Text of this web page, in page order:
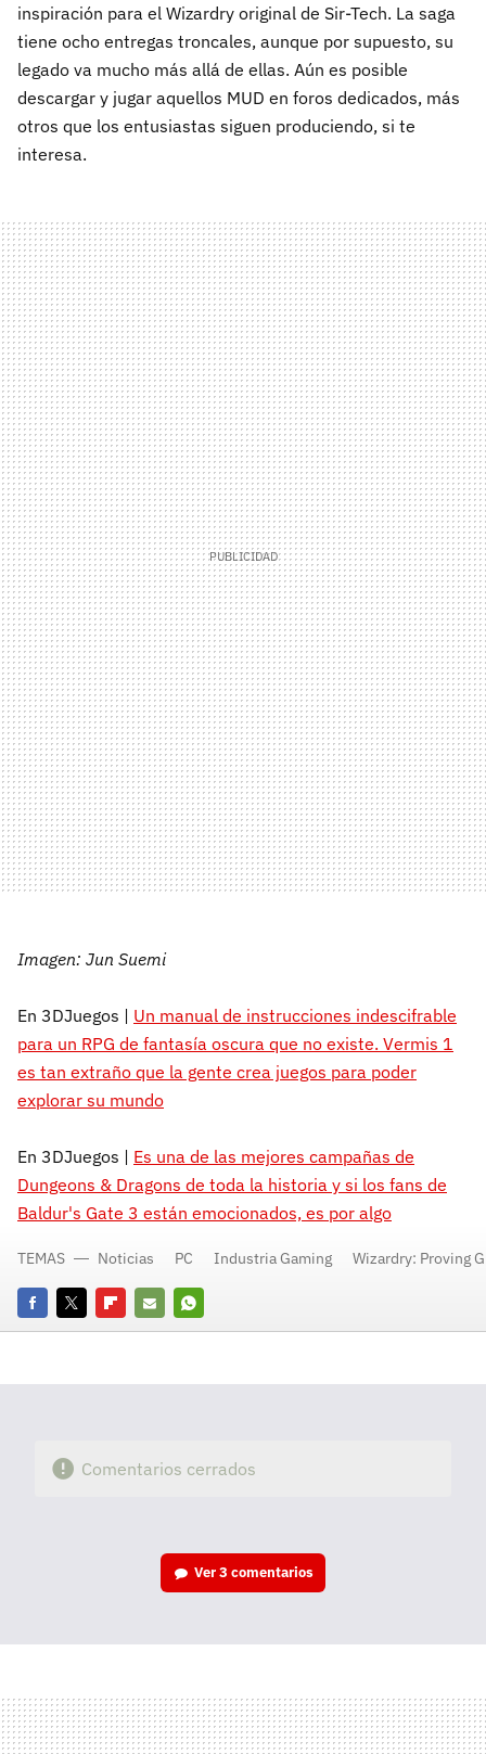
inspiración para el Wizardry original de Sir-Tech. La saga
tiene ocho entregas troncales, aunque por supuesto, su
legado va mucho más allá de ellas. Aún es posible
descargar y jugar aquellos MUD en foros dedicados, más
otros que los entusiastas siguen produciendo, si te
interesa.
Imagen: Jun Suemi
En 3DJuegos | Un manual de instrucciones indescifrable
para un RPG de fantasía oscura que no existe. Vermis 1
es tan extraño que la gente crea juegos para poder
explorar su mundo
En 3DJuegos | Es una de las mejores campañas de
Dungeons & Dragons de toda la historia y si los fans de
Baldur's Gate 3 están emocionados, es por algo
FacebookTwitterFlipboard
E-
Whatsapp
TEMAS Noticias PC Industria Gaming Wizardry: Proving
Comentarios cerrados
Ver3 comentarios